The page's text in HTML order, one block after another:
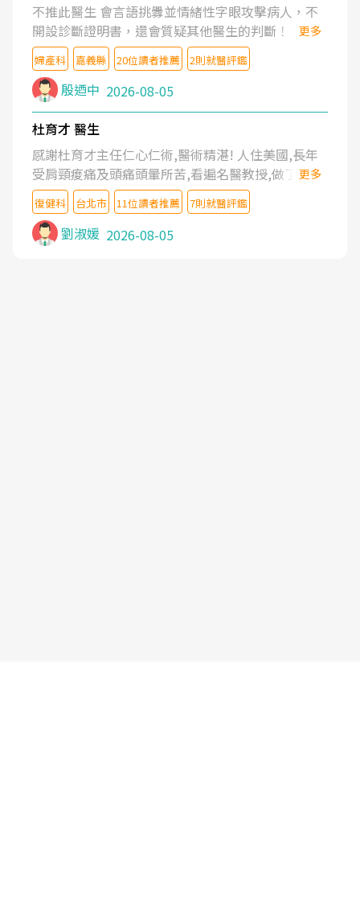
不推此醫生 會言語挑釁並情緒性字眼攻擊病人，不
開設診斷證明書，還會質疑其他醫生的判斷！
更多
婦產科 嘉義縣 20位讀者推薦 2則就醫評鑑
殷迺中 2026-08-05
杜育才 醫生
感謝杜育才主任仁心仁術,醫術精湛! 人住美國,長年
受肩頸痠痛及頭痛頭暈所苦,看遍名醫教授,做了各種
檢查,也嘗試過西醫打針,中醫針灸及物理徒手治療都
沒有用,後來連吃到嗎啡類止痛藥都效果有限,只是壓
症狀,沒多久就痛起來,多年失眠嚴重影響生活品質.
台灣親友介紹忠孝醫院杜育才主任是頸頭症候群專
更多
復健科 台北市 11位讀者推薦 7則就醫評鑑
劉淑媛 2026-08-05